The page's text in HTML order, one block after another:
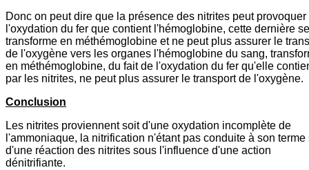
Donc on peut dire que la présence des nitrites peut provoquer
l'oxydation du fer que contient l'hémoglobine, cette dernière se
transforme en méthémoglobine et ne peut plus assurer le
de l'oxygène vers les organes l'hémoglobine du sang,
en méthémoglobine, du fait de l'oxydation du fer qu'elle
par les nitrites, ne peut plus assurer le transport de l'oxygène.
Conclusion
Les nitrites proviennent soit d'une oxydation incomplète de
l'ammoniaque, la nitrification n'étant pas conduite à son terme
d'une réaction des nitrites sous l'influence d'une action
dénitrifiante.